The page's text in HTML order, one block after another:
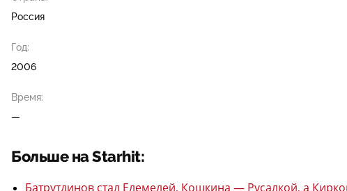
Россия
Год:
2006
Время:
—
Больше на Starhit:
Батрутдинов стал Елемелей, Кошкина — Русалкой, а